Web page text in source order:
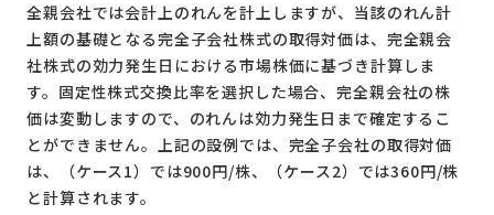
全親会社では会計上のれんを計上しますが、当該のれん計
上額の基礎となる完全子会社株式の取得対価は、完全親会
社株式の効力発生日における市場株価に基づき計算しま
す。固定性株式交換比率を選択した場合、完全親会社の株
価は変動しますので、のれんは効力発生日まで確定するこ
とができません。上記の設例では、完全子会社の取得対価
は、（ケース1）では900円/株、（ケース2）では360円/株
と計算されます。